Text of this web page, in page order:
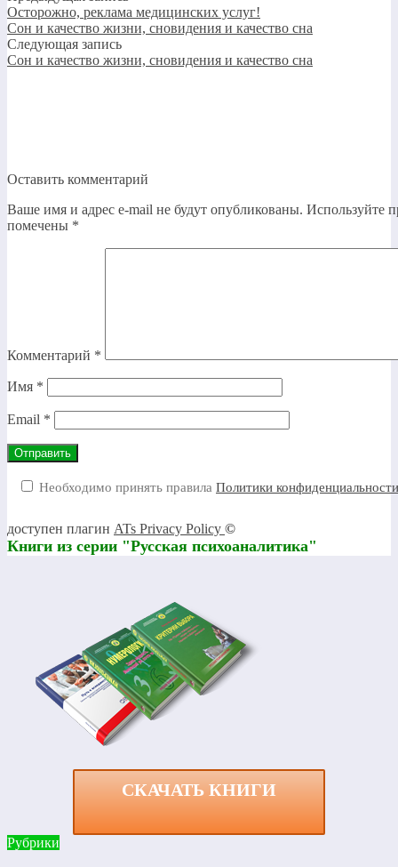
Осторожно, реклама медицинских услуг!
Сон и качество жизни, сновидения и качество сна
Следующая запись
Сон и качество жизни, сновидения и качество сна
Оставить комментарий
Ваше имя и адрес e-mail не будут опубликованы. Используйте
помечены *
Комментарий *
Имя *
Email *
Необходимо принять правила Политики конфиденциальности
доступен плагин ATs Privacy Policy ©
Книги из серии "Русская психоаналитика"
СКАЧАТЬ КНИГИ
Рубрики